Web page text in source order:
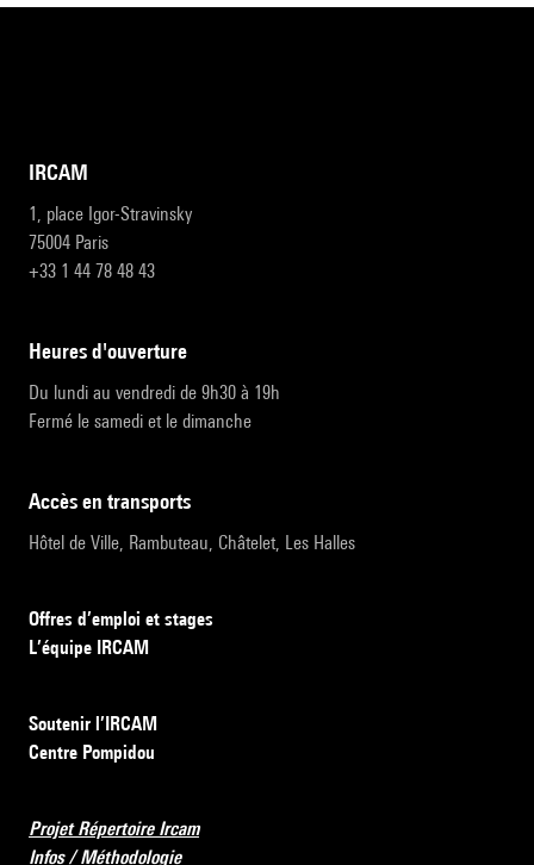
IRCAM
1, place Igor-Stravinsky
75004 Paris
+33 1 44 78 48 43
heures d'ouverture
Du lundi au vendredi de 9h30 à 19h
Fermé le samedi et le dimanche
accès en transports
Hôtel de Ville, Rambuteau, Châtelet, Les Halles
Offres d’emploi et stages
L’équipe IRCAM
Soutenir l’IRCAM
Centre Pompidou
Projet Répertoire Ircam
Infos / Méthodologie